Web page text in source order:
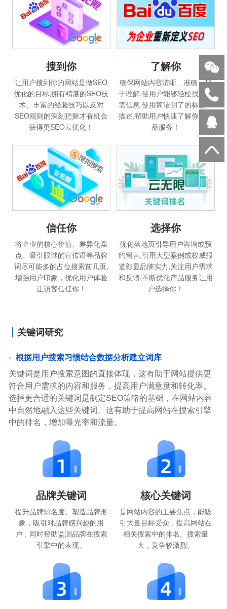
搜到你
让用户搜到你的网站是做SEO
优化的目标,拥有精湛的SEO技
术、丰富的经验技巧以及对
SEO规则的深刻把握才有机会
获得更SEO云优化！
了解你
确保网站内容清晰、准确、易
于理解,使用户能够轻松找到所
需信息.使用简洁明了的标题和
描述,帮助用户快速了解你的产
品服务！
信任你
将企业的核心价值、差异化卖
点、吸引眼球的宣传语等品牌
词尽可能多的占位搜索前几页,
增强用户印象，优化用户体验
让访客信任你！
选择你
优化落地页引导用户咨询或预
约留言,引用大型案例或权威报
道彰显品牌实力,关注用户需求
和反馈,不断优化产品服务让用
户选择你！
关键词研究
根据用户搜索习惯结合数据分析建立词库
关键词是用户搜索意图的直接体现，这有助于网站提供更
符合用户需求的内容和服务，提高用户满意度和转化率。
选择更合适的关键词是制定SEO策略的基础，在网站内容
中自然地融入这些关键词。这有助于提高网站在搜索引擎
中的排名，增加曝光率和流量。
品牌关键词
提升品牌知名度、塑造品牌形
象，吸引对品牌感兴趣的用
户，同时帮助监测品牌在搜索
引擎中的表现。
核心关键词
是网站内容的主要焦点，能吸
引大量目标受众，提高网站在
相关搜索中的排名。搜索量
大，竞争较激烈。